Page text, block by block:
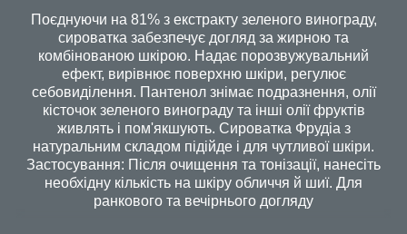
Поєднуючи на 81% з екстракту зеленого винограду,
сироватка забезпечує догляд за жирною та
комбінованою шкірою. Надає порозвужувальний
ефект, вирівнює поверхню шкіри, регулює
себовиділення. Пантенол знімає подразнення, олії
кісточок зеленого винограду та інші олії фруктів
живлять і пом'якшують. Сироватка Фрудіа з
натуральним складом підійде і для чутливої шкіри.
Застосування: Після очищення та тонізації, нанесіть
необхідну кількість на шкіру обличчя й шиї. Для
ранкового та вечірнього догляду